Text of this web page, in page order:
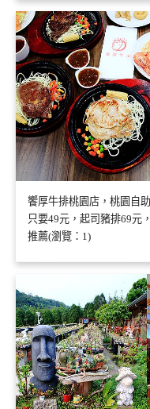
饗厚牛排桃園店，桃園自
只要49元，起司豬排69元
推薦(瀏覽：1)